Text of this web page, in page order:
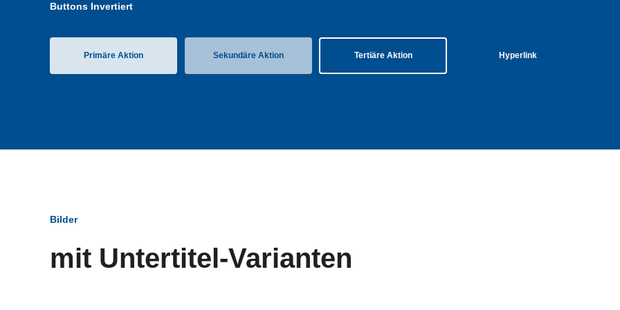
Buttons Invertiert
Primäre Aktion Sekundäre Aktion Tertiäre Aktion Hyperlink
Bilder
mit Untertitel-Varianten